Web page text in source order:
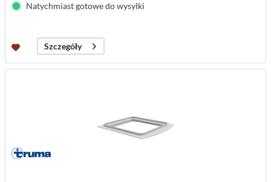
Natychmiast gotowe do wysyłki
Szczegóły